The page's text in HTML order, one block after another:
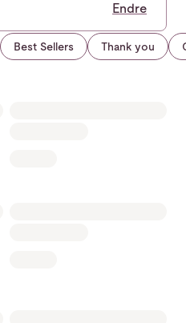
Endre
Best Sellers Thank you